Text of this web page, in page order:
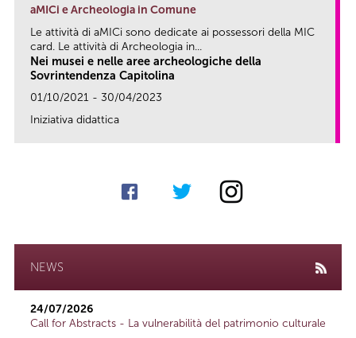
aMICi e Archeologia in Comune
Le attività di aMICi sono dedicate ai possessori della MIC
card. Le attività di Archeologia in...
Nei musei e nelle aree archeologiche della
Sovrintendenza Capitolina
01/10/2021 - 30/04/2023
Iniziativa didattica
NEWS
24/07/2026
Call for Abstracts - La vulnerabilità del patrimonio culturale